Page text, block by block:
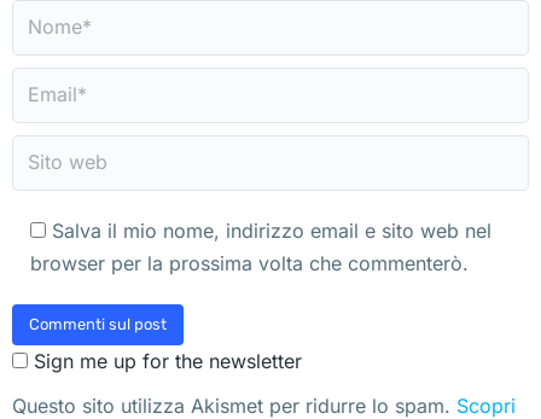
Nome *
Email *
Sito web
Salva il mio nome, indirizzo email e sito web nel
browser per la prossima volta che commenterò.
Commenti sul post
Sign me up for the newsletter
Questo sito utilizza Akismet per ridurre lo spam. Scopri